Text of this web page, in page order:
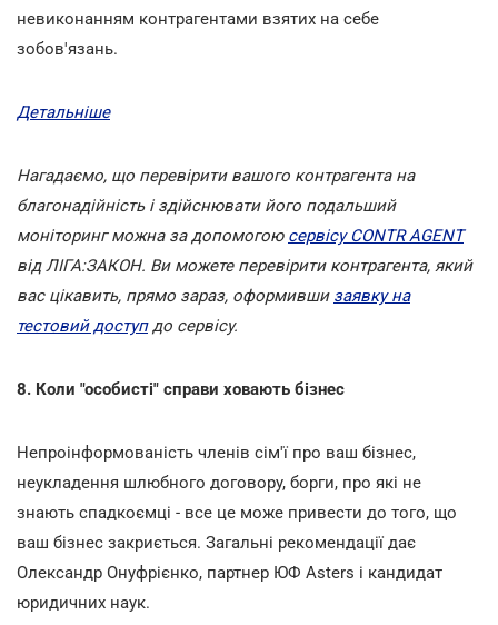
невиконанням контрагентами взятих на себе
зобов'язань.
Детальніше
Нагадаємо, що перевірити вашого контрагента на
благонадійність і здійснювати його подальший
моніторинг можна за допомогою сервісу CONTR AGENT
від ЛІГА:ЗАКОН. Ви можете перевірити контрагента, який
вас цікавить, прямо зараз, оформивши заявку на
тестовий доступдо сервісу.
8. Коли "особисті" справи ховають бізнес
Непроінформованість членів сім'ї про ваш бізнес,
неукладення шлюбного договору, борги, про які не
знають спадкоємці - все це може привести до того, що
ваш бізнес закриється. Загальні рекомендації дає
Олександр Онуфрієнко, партнер ЮФ Asters і кандидат
юридичних наук.